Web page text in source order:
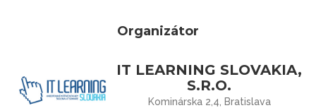
Organizátor
IT LEARNING SLOVAKIA,
S.R.O.
Kominárska 2,4, Bratislava